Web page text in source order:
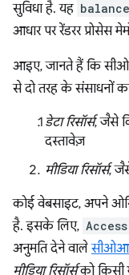
सुविधा है. यह
आधार पर रेंडरर प्रोसेस
आइए, जानते हैं कि
से दो तरह के संसाधनों
डेटा रिसॉर्स, जैसे
दस्तावेज़
मीडिया रिसॉर्स,
कोई वेबसाइट, अपने
है. इसके लिए,
अनुमति देने वाले
मीडिया रिसॉर्सको किसी